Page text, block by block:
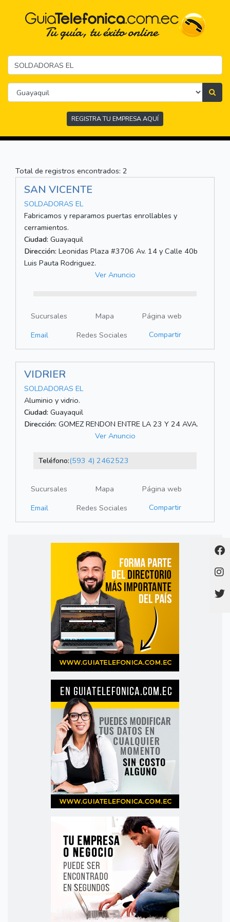
REGISTRA TU EMPRESA AQUÍ
Total de registros encontrados: 2
SAN VICENTE
SOLDADORAS EL
Fabricamos y reparamos puertas enrollables y
cerramientos.
Ciudad: Guayaquil
Dirección: Leonidas Plaza #3706 Av. 14 y Calle 40b
Luis Pauta Rodriguez.
Ver Anuncio
Sucursales Mapa
Página web
Email
Redes Sociales Compartir
VIDRIER
SOLDADORAS EL
Aluminio y vidrio.
Ciudad: Guayaquil
Dirección: GOMEZ RENDON ENTRE LA 23 Y 24 AVA.
Ver Anuncio
Teléfono:(593 4) 2462523
Sucursales Mapa
Página web
Email
Redes Sociales Compartir